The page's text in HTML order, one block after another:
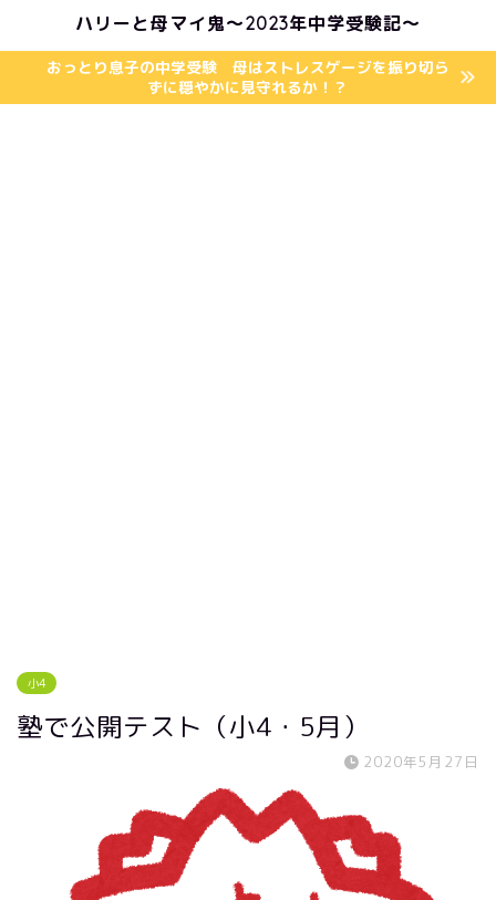
ハリーと母マイ鬼〜2023年中学受験記〜
おっとり息子の中学受験 母はストレスゲージを振り切ら
ずに穏やかに見守れるか！？
小4
塾で公開テスト（小4・5月）
2020年5月27日